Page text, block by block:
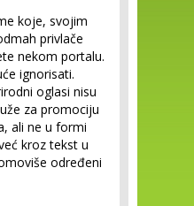
koje, svojim
privlače
nekom portalu.
ignorisati.
oglasi nisu
za promociju
ali ne u formi
kroz tekst u
određeni